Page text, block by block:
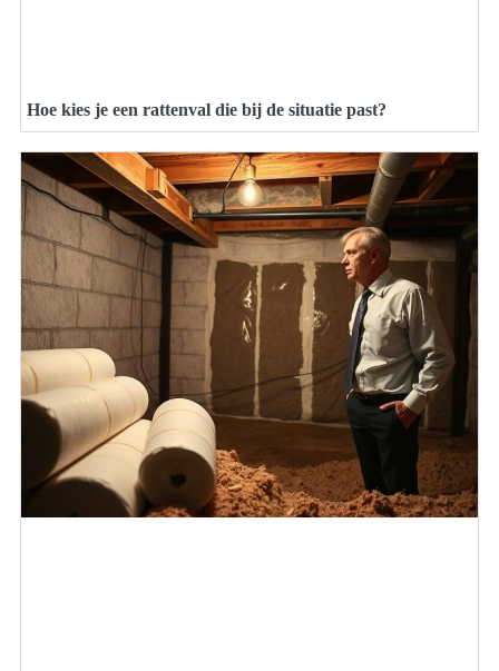
Hoe kies je een rattenval die bij de situatie past?